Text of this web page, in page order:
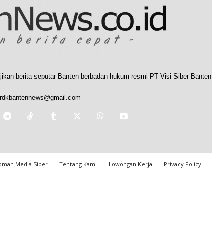
berita seputar Banten berbadan hukum resmi PT Visi Siber Banten
rdkbantennews@gmail.com
Media Siber Tentang Kami Lowongan Kerja Privacy Policy